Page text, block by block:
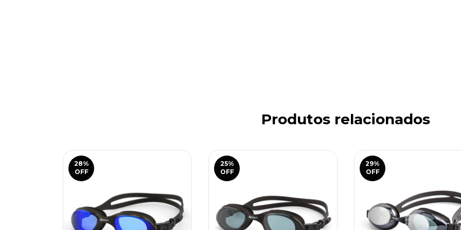
Produtos relacionados
28%
OFF
25%
OFF
29%
OFF